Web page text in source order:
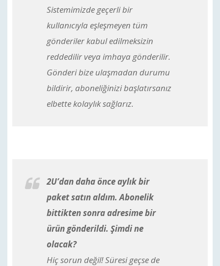
Sistemimizde geçerli bir
kullanıcıyla eşleşmeyen tüm
gönderiler kabul edilmeksizin
reddedilir veya imhaya gönderilir.
Gönderi bize ulaşmadan durumu
bildirir, aboneliğinizi başlatırsanız
elbette kolaylık sağlarız.
2U’dan daha önce aylık bir
paket satın aldım. Abonelik
bittikten sonra adresime bir
ürün gönderildi. Şimdi ne
olacak?
Hiç sorun değil! Süresi geçse de